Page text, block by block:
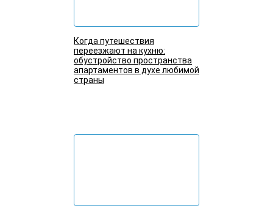
Когда путешествия
переезжают на кухню:
обустройство пространства
апартаментов в духе любимой
страны